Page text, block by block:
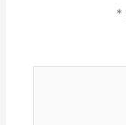
*